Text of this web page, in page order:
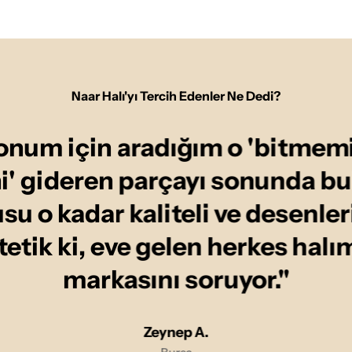
Naar Halı'yı Tercih Edenler Ne Dedi?
için aradığım o
gideren parçayı sonunda
o kadar kaliteli ve
ki, eve gelen herkes
markasını soruyor."
Zeynep A.